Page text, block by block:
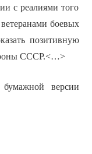
с реалиями того
боевых
позитивную
СССР.<…>
версии